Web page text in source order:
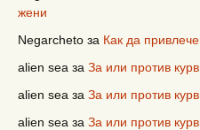
жени
Negarcheto за Как да
alien sea за За или против
alien sea за За или против
alien sea за За или против